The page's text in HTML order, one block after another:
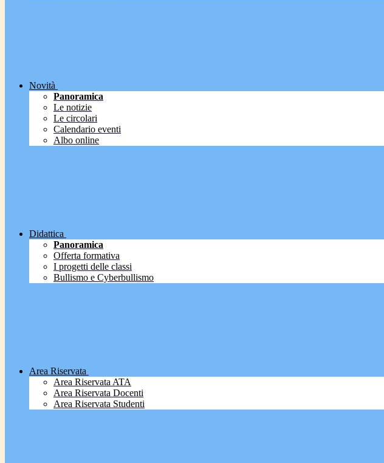
Novità
Panoramica
Le notizie
Le circolari
Calendario eventi
Albo online
Didattica
Panoramica
Offerta formativa
I progetti delle classi
Bullismo e Cyberbullismo
Area Riservata
Area Riservata ATA
Area Riservata Docenti
Area Riservata Studenti